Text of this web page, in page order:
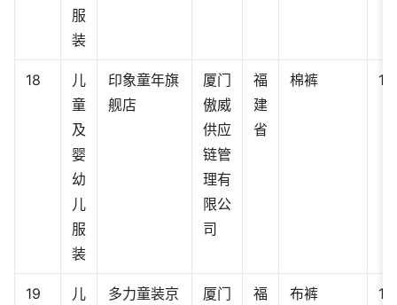
服
装
18
儿
童
及
婴
幼
儿
服
装
印象童年旗
舰店
厦门
傲威
供应
链管
理有
限公
司
福
建
省
棉裤
19
儿
多力童装京
厦门
福
布裤